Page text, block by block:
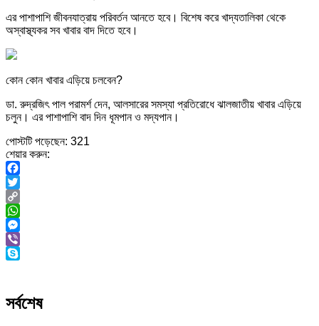
এর পাশাপাশি জীবনযাত্রায় পরিবর্তন আনতে হবে। বিশেষ করে খাদ্যতালিকা থেকে
অস্বাস্থ্যকর সব খাবার বাদ দিতে হবে।
কোন কোন খাবার এড়িয়ে চলবেন?
ডা. রুদ্রজিৎ পাল পরামর্শ দেন, আলসারের সমস্যা প্রতিরোধে ঝালজাতীয় খাবার এড়িয়ে
চলুন। এর পাশাপাশি বাদ দিন ধূমপান ও মদ্যপান।
পোস্টটি পড়েছেন: 321
শেয়ার করুন:
Facebook
Twitter
Copy
Link
WhatsApp
Messenger
Viber
সর্বশেষ